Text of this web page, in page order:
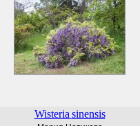
Wisteria sinensis